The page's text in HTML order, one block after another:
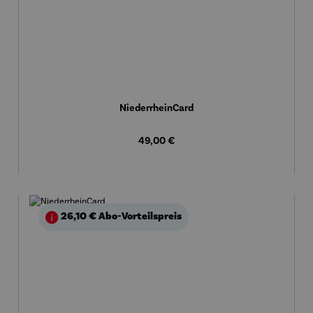
NiederrheinCard
Regulärer Preis:
49,00 €
26,10 €Abo-Vorteilspreis